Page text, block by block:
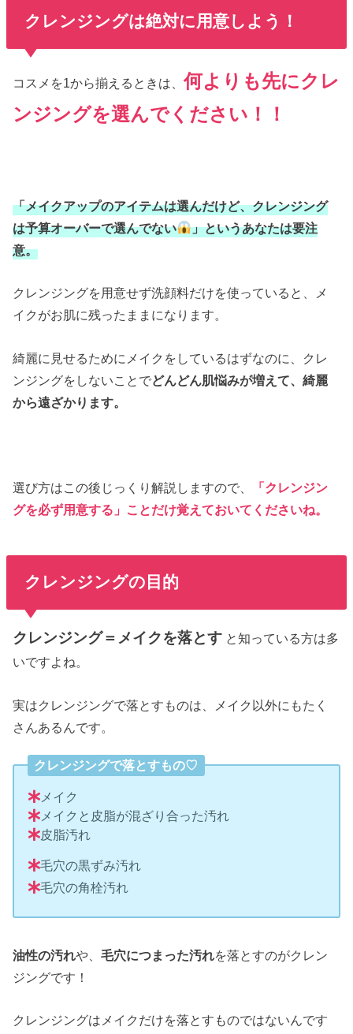
クレンジングは絶対に用意しよう！
コスメを1から揃えるときは、何よりも先にクレ
ンジングを選んでください！！
「メイクアップのアイテムは選んだけど、クレンジング
は予算オーバーで選んでない
」というあなたは要注
意。
クレンジングを用意せず洗顔料だけを使っていると、メ
イクがお肌に残ったままになります。
綺麗に見せるためにメイクをしているはずなのに、クレ
ンジングをしないことでどんどん肌悩みが増えて、綺麗
から遠ざかります。
選び方はこの後じっくり解説しますので、
「クレンジン
グを必ず用意する」ことだけ覚えておいてくださいね。
クレンジングの目的
クレンジング＝メイクを落とす と知っている方は多
いですよね。
実はクレンジングで落とすものは、メイク以外にもたく
さんあるんです。
クレンジングで落とすもの♡
メイク
メイクと皮脂が混ざり合った汚れ
皮脂汚れ
毛穴の黒ずみ汚れ
毛穴の角栓汚れ
油性の汚れや、毛穴につまった汚れを落とすのがクレン
ジングです！
クレンジングはメイクだけを落とすものではないんです